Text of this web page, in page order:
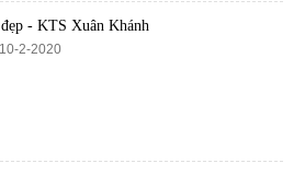
- KTS Xuân Khánh
2-2020